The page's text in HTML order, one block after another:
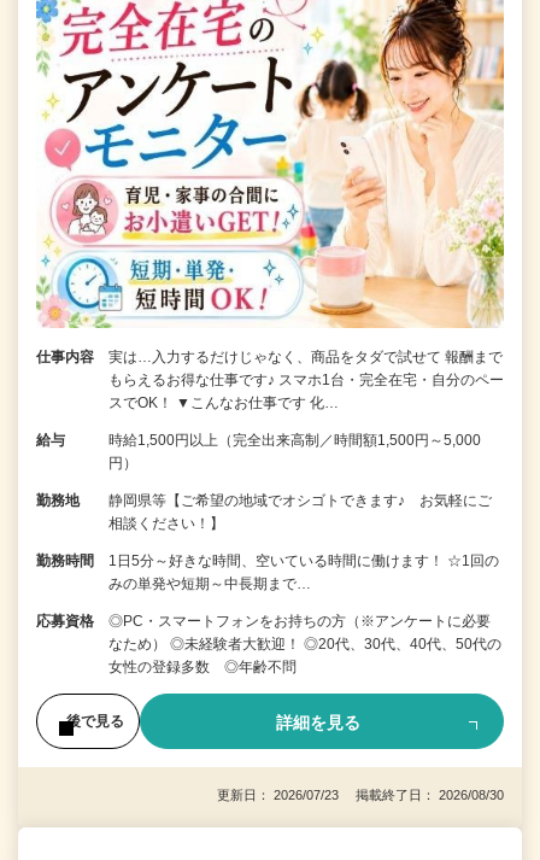
仕事内容
実は…入力するだけじゃなく、商品をタダで試せて 報酬まで
もらえるお得な仕事です♪ スマホ1台・完全在宅・自分のペー
スでOK！ ▼こんなお仕事です 化…
給与
時給1,500円以上（完全出来高制／時間額1,500円～5,000
円）
勤務地
静岡県等【ご希望の地域でオシゴトできます♪ お気軽にご
相談ください！】
勤務時間
1日5分～好きな時間、空いている時間に働けます！ ☆1回の
みの単発や短期～中長期まで…
応募資格
◎PC・スマートフォンをお持ちの方（※アンケートに必要
なため） ◎未経験者大歓迎！ ◎20代、30代、40代、50代の
女性の登録多数 ◎年齢不問
後で見る 詳細を見る
更新日： 2026/07/23 掲載終了日： 2026/08/30